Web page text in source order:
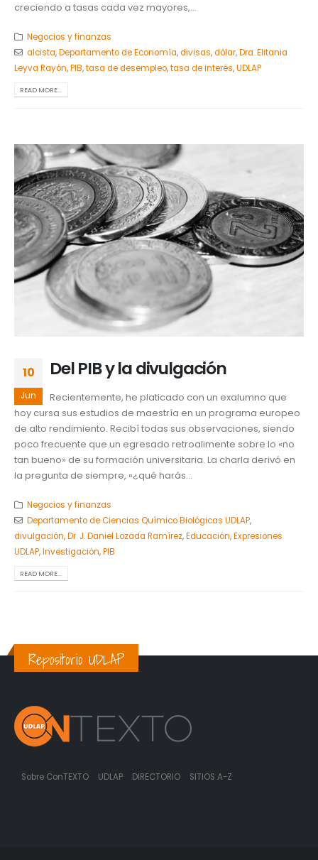
creciendo a tasas cada vez mayores,...
Negocios y finanzas
alcista,Departamento de Economía,divisas,dólar,Dra. Elitania
Leyva Rayón,PIB,tasa de desempleo,tasa de interés,UDLAP
READ MORE...
10
Jun
Del PIB y la divulgación
Recientemente, he platicado con un exalumno que
hoy cursa sus estudios de maestría en un programa europeo
de alto rendimiento. Recibí todas sus observaciones, siendo
poco frecuente que un egresado retroalimente sobre lo «no
tan bueno» de su formación universitaria. La charla derivó en
la pregunta de siempre, «¿qué harás...
Negocios y finanzas
Departamento de Ciencias Químico Biológicas UDLAP,
divulgación,Dr. J. Daniel Lozada Ramírez,Educación,Expresiones
UDLAP,Investigación,PIB
READ MORE...
Repositorio UDLAP
Sobre ConTEXTO UDLAP DIRECTORIO SITIOS A-Z